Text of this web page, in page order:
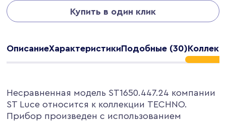
Купить в один клик
ОписаниеХарактеристикиПодобные (30)
Несравненная модель ST1650.447.24 компании
ST Luce относится к коллекции TECHNO.
Прибор произведен с использованием